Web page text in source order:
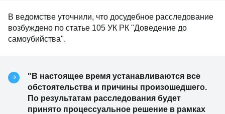
В ведомстве уточнили, что досудебное расследование
возбуждено по статье 105 УК РК "Доведение до
самоубийства".
"В настоящее время устанавливаются все
обстоятельства и причины произошедшего.
По результатам расследования будет
принято процессуальное решение в рамках